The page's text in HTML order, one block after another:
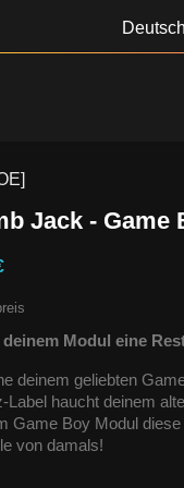
Deutsch
Jack - Game
Modul eine
deinem geliebten
Label haucht deinem
Game Boy Modul
von damals!